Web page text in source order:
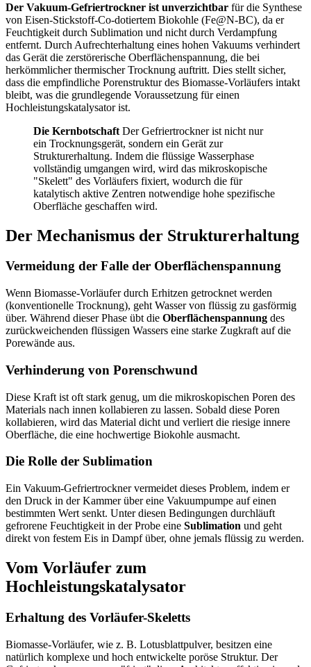
Der Vakuum-Gefriertrockner ist unverzichtbar für die Synthese
von Eisen-Stickstoff-Co-dotiertem Biokohle (Fe@N-BC), da er
Feuchtigkeit durch Sublimation und nicht durch Verdampfung
entfernt. Durch Aufrechterhaltung eines hohen Vakuums verhindert
das Gerät die zerstörerische Oberflächenspannung, die bei
herkömmlicher thermischer Trocknung auftritt. Dies stellt sicher,
dass die empfindliche Porenstruktur des Biomasse-Vorläufers intakt
bleibt, was die grundlegende Voraussetzung für einen
Hochleistungskatalysator ist.
Die Kernbotschaft Der Gefriertrockner ist nicht nur
ein Trocknungsgerät, sondern ein Gerät zur
Strukturerhaltung. Indem die flüssige Wasserphase
vollständig umgangen wird, wird das mikroskopische
"Skelett" des Vorläufers fixiert, wodurch die für
katalytisch aktive Zentren notwendige hohe spezifische
Oberfläche geschaffen wird.
Der Mechanismus der Strukturerhaltung
Vermeidung der Falle der Oberflächenspannung
Wenn Biomasse-Vorläufer durch Erhitzen getrocknet werden
(konventionelle Trocknung), geht Wasser von flüssig zu gasförmig
über. Während dieser Phase übt die Oberflächenspannung des
zurückweichenden flüssigen Wassers eine starke Zugkraft auf die
Porewände aus.
Verhinderung von Porenschwund
Diese Kraft ist oft stark genug, um die mikroskopischen Poren des
Materials nach innen kollabieren zu lassen. Sobald diese Poren
kollabieren, wird das Material dicht und verliert die riesige innere
Oberfläche, die eine hochwertige Biokohle ausmacht.
Die Rolle der Sublimation
Ein Vakuum-Gefriertrockner vermeidet dieses Problem, indem er
den Druck in der Kammer über eine Vakuumpumpe auf einen
bestimmten Wert senkt. Unter diesen Bedingungen durchläuft
gefrorene Feuchtigkeit in der Probe eine Sublimation und geht
direkt von festem Eis in Dampf über, ohne jemals flüssig zu werden.
Vom Vorläufer zum
Hochleistungskatalysator
Erhaltung des Vorläufer-Skeletts
Biomasse-Vorläufer, wie z. B. Lotusblattpulver, besitzen eine
natürlich komplexe und hoch entwickelte poröse Struktur. Der